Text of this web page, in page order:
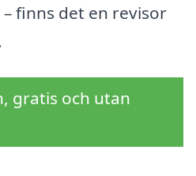
finns det en revisor
gratis och utan